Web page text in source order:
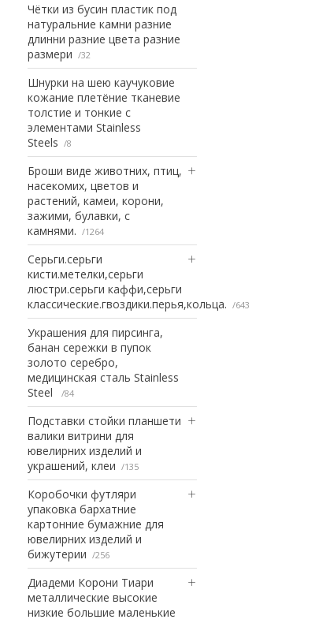
Чётки из бусин пластик под
натуральние камни разние
длинни разние цвета разние
размери
32
Шнурки на шею каучуковие
кожание плетёние тканевие
толстие и тонкие с
элементами Stainless
Steels
8
Броши виде животних, птиц,
насекомих, цветов и
растений, камеи, корони,
зажими, булавки, с
камнями.
1264
Серьги.серьги
кисти.метелки,серьги
люстри.серьги каффи,серьги
классические.гвоздики.перья,кольца.
643
Украшения для пирсинга,
банан сережки в пупок
золото серебро,
медицинская сталь Stainless
Steel
84
Подставки стойки планшети
валики витрини для
ювелирних изделий и
украшений, клеи
135
Коробочки футляри
упаковка бархатние
картонние бумажние для
ювелирних изделий и
бижутерии
256
Диадеми Корони Тиари
металлические высокие
низкие большие маленькие